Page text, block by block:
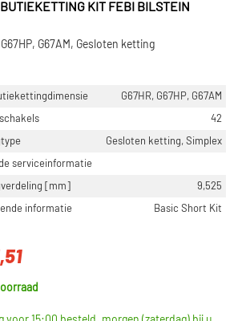
KIT FEBI BILSTEIN
G67HP, G67AM, Gesloten ketting
G67HR, G67HP, G67AM
42
Gesloten ketting, Simplex
serviceinformatie
[mm]
9,525
informatie
Basic Short Kit